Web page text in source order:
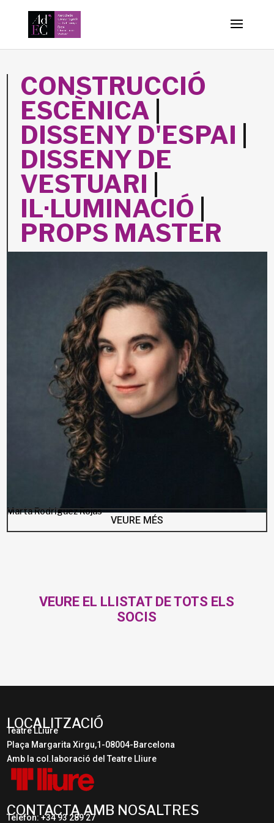
CONSTRUCCIÓ
ESCÈNICA
DISSENY D'ESPAI
DISSENY DE
VESTUARI
IL·LUMINACIÓ
PROPS MASTER
Marta Rodriguez Rojas
VEURE MÉS
VEURE EL LLISTAT DE TOTS ELS
SOCIS
LOCALITZACIÓ
Teatre LLiure
Plaça Margarita Xirgu,1-08004-Barcelona
Amb la col.laboració del Teatre Lliure
CONTACTA AMB NOSALTRES
Telèfon: +34 93 289 27